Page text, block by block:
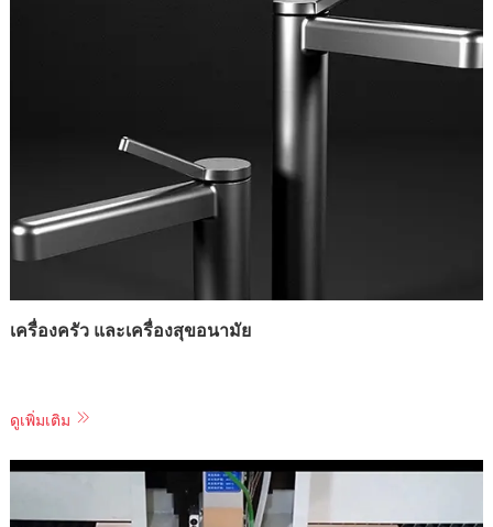
เครื่องครัว และเครื่องสุขอนามัย
ดูเพิ่มเติม